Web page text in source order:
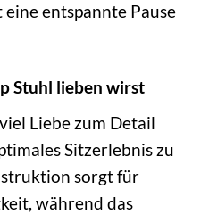
entspannte Pause
Stuhl lieben wirst
Liebe zum Detail
Sitzerlebnis zu
sorgt für
während das